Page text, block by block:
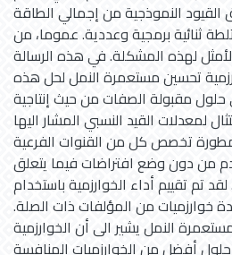
القيود النموذجية من إجمالي الطاقة
ثنائية برمجية وعددية. عموما، من
لهذه المشكلة. في هذه الرسالة
تحسين مستعمرة النمل لحل هذه
مقبولة الصفات من حيث إنتاجية
لمعدلات القيد النسبي المشار اليها
تخصص كل من القنوات الفرعية
من دون وضع افتراضات فيما يتعلق
لقد تم تقييم أداء الخوارزمية باستخدام
خوارزميات من المؤلفات ذات الصلة.
النمل يشير الى أن الخوارزمية
أفضل من الخوارزميات المنافسة